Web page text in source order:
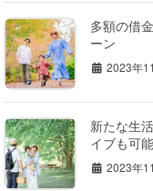
多額の借
ーン
2023年
新たな生
イブも可
2023年